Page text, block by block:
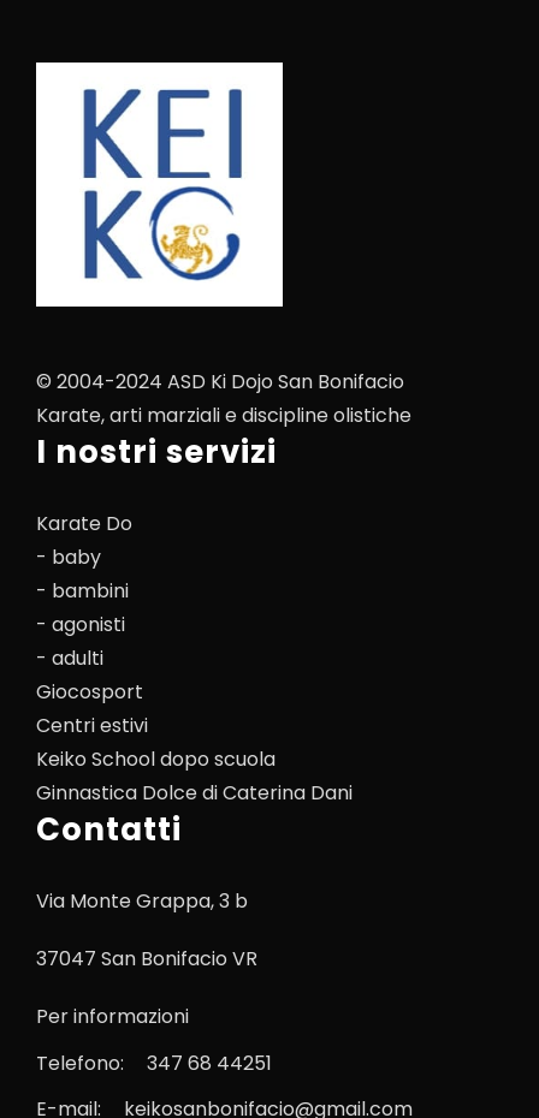
© 2004-2024 ASD Ki Dojo San Bonifacio
Karate, arti marziali e discipline olistiche
I nostri servizi
Karate Do
- baby
- bambini
- agonisti
- adulti
Giocosport
Centri estivi
Keiko School dopo scuola
Ginnastica Dolce di Caterina Dani
Contatti
Via Monte Grappa, 3 b
37047 San Bonifacio VR
Per informazioni
Telefono:
347 68 44251
E-mail:
keikosanbonifacio@gmail.com